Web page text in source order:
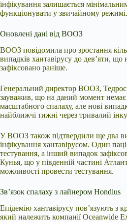
інфікування залишається
функціонувати у звичайному режимі.
Оновлені дані від ВООЗ
ВООЗ повідомила про зростання
випадків хантавірусу до дев’яти, що
зафіксовано раніше.
Генеральний директор ВООЗ,
зауважив, що на даний момент немає
масштабного спалаху, але нові
найближчі тижні через тривалий
У ВООЗ також підтвердили ще два
інфікування хантавірусом. Один
тестування, а інший випадок
Кунья, що у південній частині
можливості провести тестування.
Зв’язок спалаху з лайнером Hondius
Епідемію хантавірусу пов’язують з
який належить компанії Oceanwide